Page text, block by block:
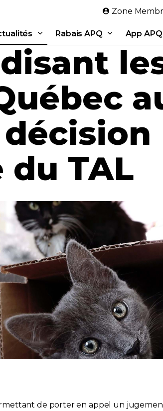
Rabais APQ App APQ
Zone
TAL
de porter en appel un